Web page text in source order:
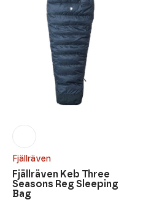
Fjällräven
Fjällräven Keb Three
Seasons Reg Sleeping
Bag